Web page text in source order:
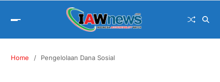
Home Pengelolaan Dana Sosial